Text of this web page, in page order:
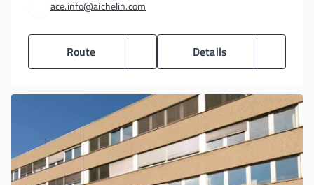
ace.info@aichelin.com
Route Details